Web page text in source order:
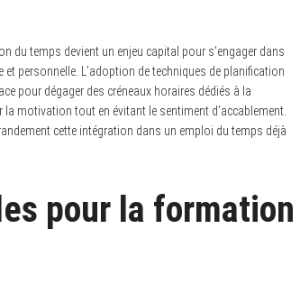
du temps devient un enjeu capital pour s’engager dans
personnelle. L’adoption de techniques de planification
pour dégager des créneaux horaires dédiés à la
motivation tout en évitant le sentiment d’accablement.
cette intégration dans un emploi du temps déjà
pour la formation